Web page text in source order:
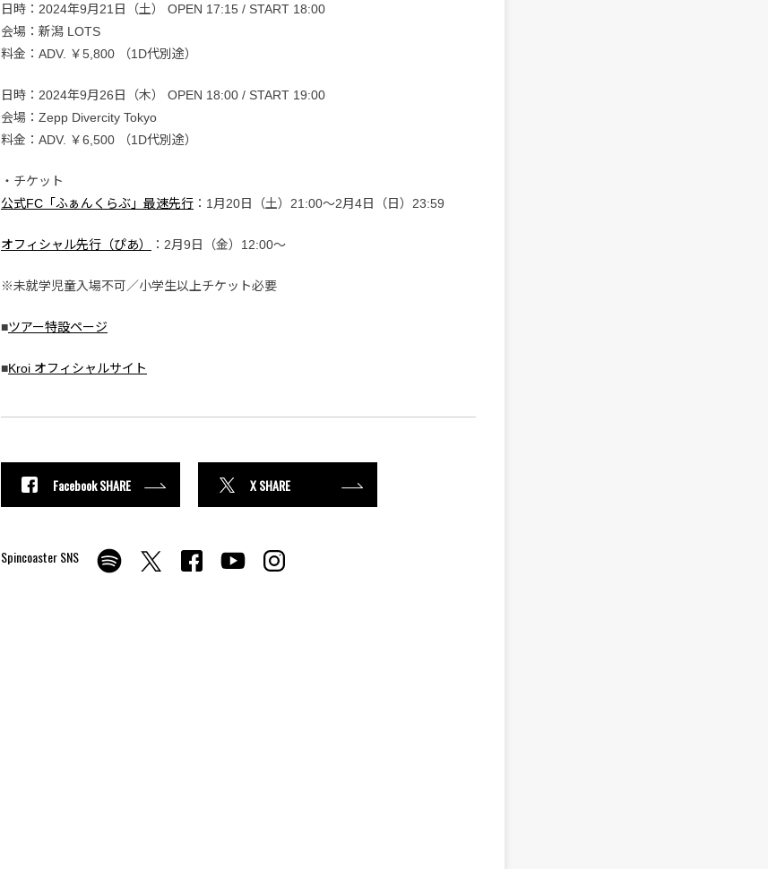
日時：2024年9月21日（土） OPEN 17:15 / START 18:00
会場：新潟 LOTS
料金：ADV. ￥5,800 （1D代別途）
日時：2024年9月26日（木） OPEN 18:00 / START 19:00
会場：Zepp Divercity Tokyo
料金：ADV. ￥6,500 （1D代別途）
・チケット
公式FC「ふぁんくらぶ」最速先行 ：1月20日（土）21:00～2月4日（日）23:59
オフィシャル先行（ぴあ） ：2月9日（金）12:00～
※未就学児童入場不可／小学生以上チケット必要
■ツアー特設ページ
■Kroi オフィシャルサイト
Facebook SHARE X SHARE
Spincoaster SNS